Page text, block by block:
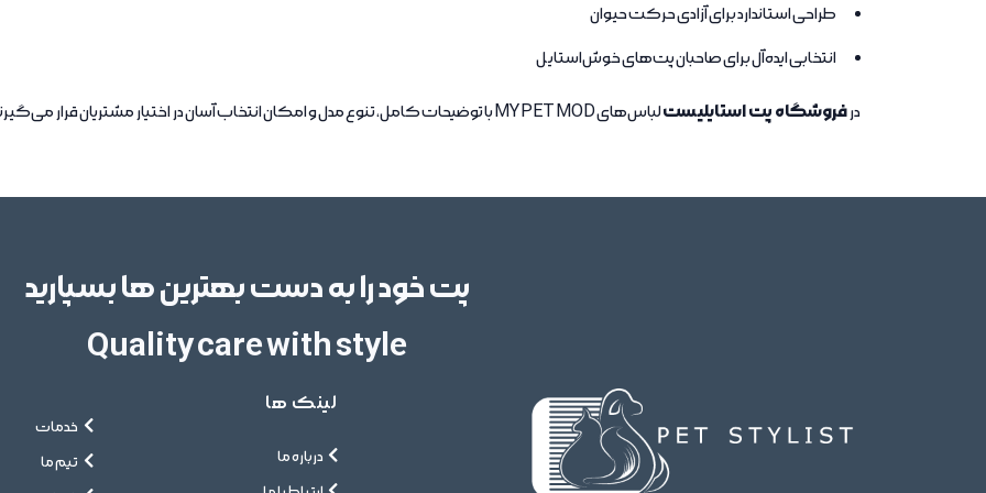
طراحی استاندارد برای آزادی حرکت حیوان
انتخابی ایده‌آل برای صاحبان پت‌های خوش‌استایل
درفروشگاه پت استایلیستلباس‌های MY PET MOD با توضیحات کامل، تنوع مدل و امکان انتخاب آسان در اختیار مشتریان قرار می‌گیرند.
پت خود را به دست بهترین ها بسپارید
Quality care with style
لینک ها
درباره ما
خدمات
تیم ما